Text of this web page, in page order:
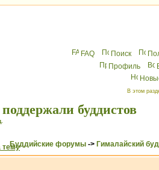
FAQ Поиск
Профиль
В этом
буддистов
Буддийские форумы -> Гималайский